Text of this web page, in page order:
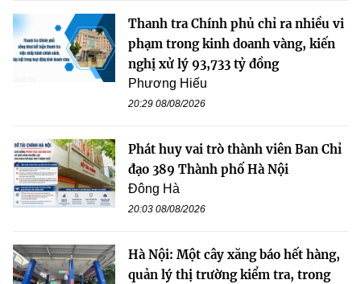
Thanh tra Chính phủ chỉ ra nhiều vi
phạm trong kinh doanh vàng, kiến
nghị xử lý 93,733 tỷ đồng
Phương Hiếu
20:29 08/08/2026
Phát huy vai trò thành viên Ban Chỉ
đạo 389 Thành phố Hà Nội
Đông Hà
20:03 08/08/2026
Hà Nội: Một cây xăng báo hết hàng,
quản lý thị trường kiểm tra, trong